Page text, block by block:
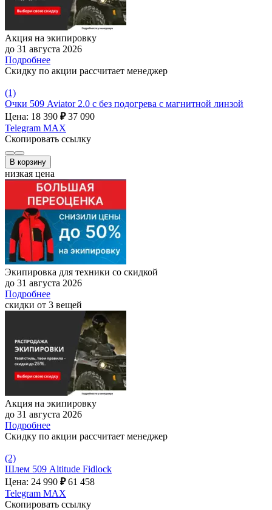
Акция на экипировку
до 31 августа 2026
Подробнее
Скидку по акции рассчитает менеджер
(1)
Очки 509 Aviator 2.0 с без подогрева с магнитной линзой
Цена: 18 390 ₽ 37 090
Telegram MAX
Скопировать ссылку
В корзину
низкая цена
Экипировка для техники со скидкой
до 31 августа 2026
Подробнее
скидки от 3 вещей
Акция на экипировку
до 31 августа 2026
Подробнее
Скидку по акции рассчитает менеджер
(2)
Шлем 509 Altitude Fidlock
Цена: 24 990 ₽ 61 458
Telegram MAX
Скопировать ссылку